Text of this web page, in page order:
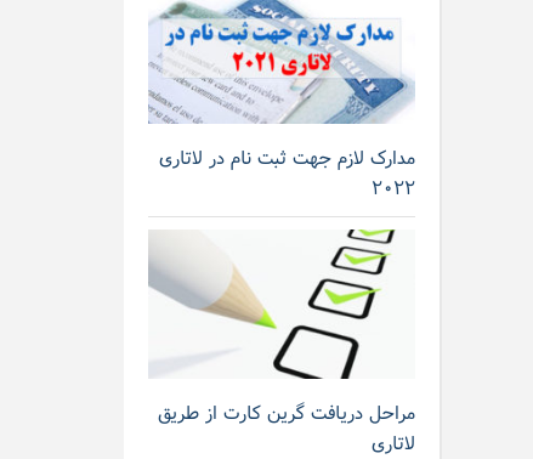
مدارک لازم جهت ثبت نام در لاتاری
۲۰۲۲
مراحل دریافت گرین کارت از طریق
لاتاری